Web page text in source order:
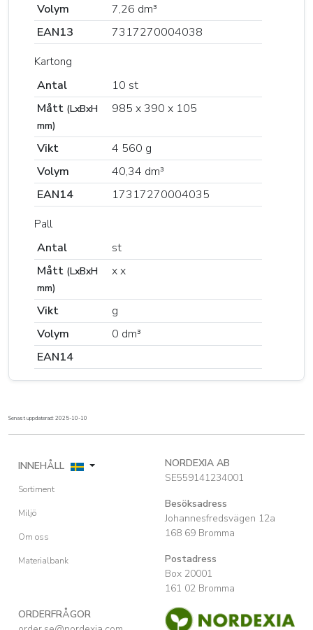
Volym
7,26 dm³
EAN13
7317270004038
Kartong
Antal
10 st
Mått (LxBxH
mm)
985 x 390 x 105
Vikt
4 560 g
Volym
40,34 dm³
EAN14
17317270004035
Pall
Antal
st
Mått (LxBxH
mm)
x x
Vikt
g
Volym
0 dm³
EAN14
Senast uppdaterad: 2025-10-10
INNEHÅLL
Sortiment
Miljö
Om oss
Materialbank
NORDEXIA AB
SE559141234001
Besöksadress
Johannesfredsvägen 12a
168 69 Bromma
Postadress
Box 20001
161 02 Bromma
ORDERFRÅGOR